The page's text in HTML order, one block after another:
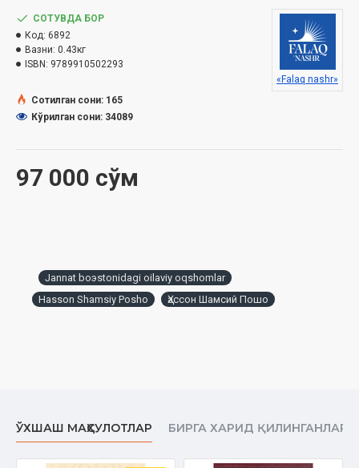
Муқоваси:юмшоқ
Ўзбекистон Республикаси Вазирлар Маҳкамаси ҳузуридаги
мартдаги0307/1934-сонли
тайёрланди
97 000 сўм
СОТУВДА БОР
Код: 6892
Вазни: 0.43кг
ISBN: 9789910502293
«Falaq nashr»
Сотилган сони: 165
Кўрилган сони: 34089
Jannat boэstonidagi oilaviy oqshomlar
Hasson Shamsiy Posho
Ҳассон Шамсий Пошо
ЎХШАШ МАҲСУЛОТЛАР БИРГА ХАРИД ҚИЛИНГАНЛАР